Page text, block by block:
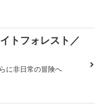
トフォレスト／
に非日常の冒険へ